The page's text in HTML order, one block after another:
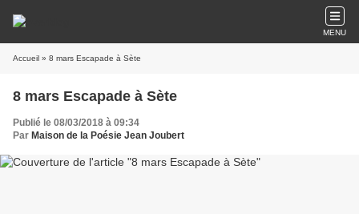
MENU
Accueil » 8 mars Escapade à Sète
8 mars Escapade à Sète
Publié le 08/03/2018 à 09:34
Par Maison de la Poésie Jean Joubert